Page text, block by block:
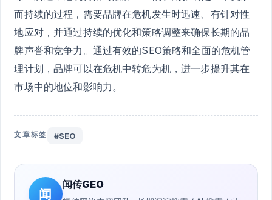
而持续的过程，需要品牌在危机发生时迅速、有针对性
地应对，并通过持续的优化和策略调整来确保长期的品
牌声誉和竞争力。通过有效的SEO策略和全面的危机管
理计划，品牌可以在危机中转危为机，进一步提升其在
市场中的地位和影响力。
文章标签 #SEO
闻
闻传GEO